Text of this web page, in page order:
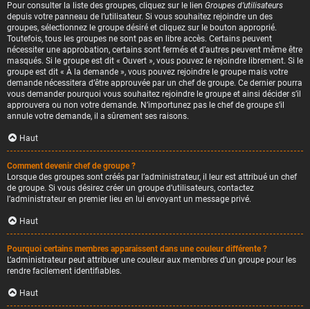
Pour consulter la liste des groupes, cliquez sur le lien Groupes d’utilisateurs
depuis votre panneau de l’utilisateur. Si vous souhaitez rejoindre un des
groupes, sélectionnez le groupe désiré et cliquez sur le bouton approprié.
Toutefois, tous les groupes ne sont pas en libre accès. Certains peuvent
nécessiter une approbation, certains sont fermés et d’autres peuvent même être
masqués. Si le groupe est dit « Ouvert », vous pouvez le rejoindre librement. Si le
groupe est dit « À la demande », vous pouvez rejoindre le groupe mais votre
demande nécessitera d’être approuvée par un chef de groupe. Ce dernier pourra
vous demander pourquoi vous souhaitez rejoindre le groupe et ainsi décider s’il
approuvera ou non votre demande. N’importunez pas le chef de groupe s’il
annule votre demande, il a sûrement ses raisons.
Haut
Comment devenir chef de groupe ?
Lorsque des groupes sont créés par l’administrateur, il leur est attribué un chef
de groupe. Si vous désirez créer un groupe d’utilisateurs, contactez
l’administrateur en premier lieu en lui envoyant un message privé.
Haut
Pourquoi certains membres apparaissent dans une couleur différente ?
L’administrateur peut attribuer une couleur aux membres d’un groupe pour les
rendre facilement identifiables.
Haut